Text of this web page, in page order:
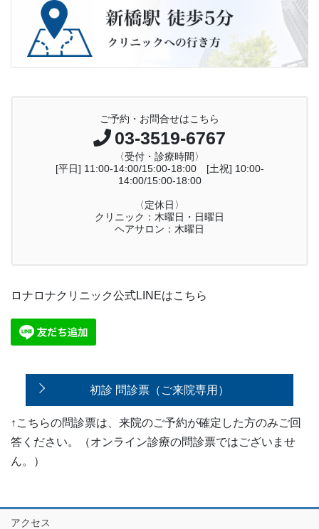
ご予約・お問合せはこちら
03-3519-6767
〈受付・診療時間〉
[平日] 11:00-14:00/15:00-18:00 [土祝] 10:00-
14:00/15:00-18:00
〈定休日〉
クリニック：木曜日・日曜日
ヘアサロン：木曜日
ロナロナクリニック公式LINEはこちら
初診 問診票（ご来院専用）
↑こちらの問診票は、来院のご予約が確定した方のみご回
答ください。（オンライン診療の問診票ではございませ
ん。）
アクセス